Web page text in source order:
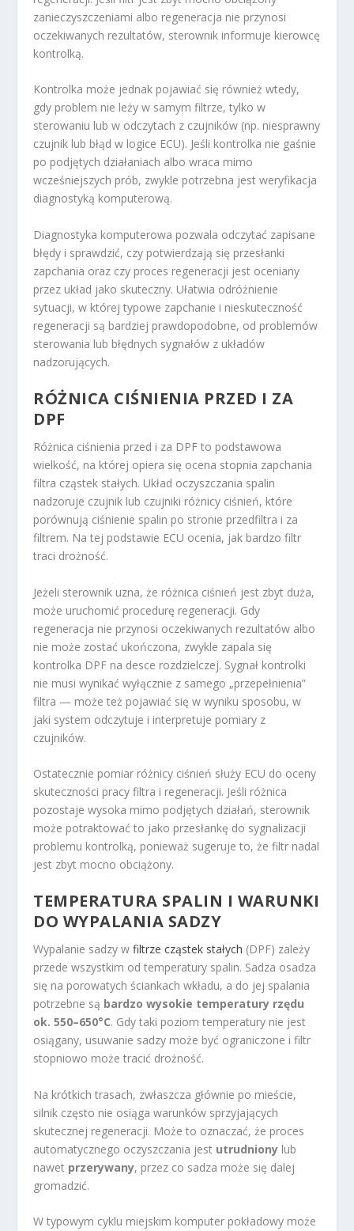
zanieczyszczeniami albo regeneracja nie przynosi
oczekiwanych rezultatów, sterownik informuje kierowcę
kontrolką.
Kontrolka może jednak pojawiać się również wtedy,
gdy problem nie leży w samym filtrze, tylko w
sterowaniu lub w odczytach z czujników (np. niesprawny
czujnik lub błąd w logice ECU). Jeśli kontrolka nie gaśnie
po podjętych działaniach albo wraca mimo
wcześniejszych prób, zwykle potrzebna jest weryfikacja
diagnostyką komputerową.
Diagnostyka komputerowa pozwala odczytać zapisane
błędy i sprawdzić, czy potwierdzają się przesłanki
zapchania oraz czy proces regeneracji jest oceniany
przez układ jako skuteczny. Ułatwia odróżnienie
sytuacji, w której typowe zapchanie i nieskuteczność
regeneracji są bardziej prawdopodobne, od problemów
sterowania lub błędnych sygnałów z układów
nadzorujących.
RÓŻNICA CIŚNIENIA PRZED I ZA
DPF
Różnica ciśnienia przed i za DPF to podstawowa
wielkość, na której opiera się ocena stopnia zapchania
filtra cząstek stałych. Układ oczyszczania spalin
nadzoruje czujnik lub czujniki różnicy ciśnień, które
porównują ciśnienie spalin po stronie przedfiltra i za
filtrem. Na tej podstawie ECU ocenia, jak bardzo filtr
traci drożność.
Jeżeli sterownik uzna, że różnica ciśnień jest zbyt duża,
może uruchomić procedurę regeneracji. Gdy
regeneracja nie przynosi oczekiwanych rezultatów albo
nie może zostać ukończona, zwykle zapala się
kontrolka DPF na desce rozdzielczej. Sygnał kontrolki
nie musi wynikać wyłącznie z samego „przepełnienia”
filtra — może też pojawiać się w wyniku sposobu, w
jaki system odczytuje i interpretuje pomiary z
czujników.
Ostatecznie pomiar różnicy ciśnień służy ECU do oceny
skuteczności pracy filtra i regeneracji. Jeśli różnica
pozostaje wysoka mimo podjętych działań, sterownik
może potraktować to jako przesłankę do sygnalizacji
problemu kontrolką, ponieważ sugeruje to, że filtr nadal
jest zbyt mocno obciążony.
TEMPERATURA SPALIN I WARUNKI
DO WYPALANIA SADZY
Wypalanie sadzy wfiltrze cząstek stałych (DPF) zależy
przede wszystkim od temperatury spalin. Sadza osadza
się na porowatych ściankach wkładu, a do jej spalania
potrzebne są bardzo wysokie temperatury rzędu
ok. 550–650°C. Gdy taki poziom temperatury nie jest
osiągany, usuwanie sadzy może być ograniczone i filtr
stopniowo może tracić drożność.
Na krótkich trasach, zwłaszcza głównie po mieście,
silnik często nie osiąga warunków sprzyjających
skutecznej regeneracji. Może to oznaczać, że proces
automatycznego oczyszczania jest utrudniony lub
nawet przerywany, przez co sadza może się dalej
gromadzić.
W typowym cyklu miejskim komputer pokładowy może